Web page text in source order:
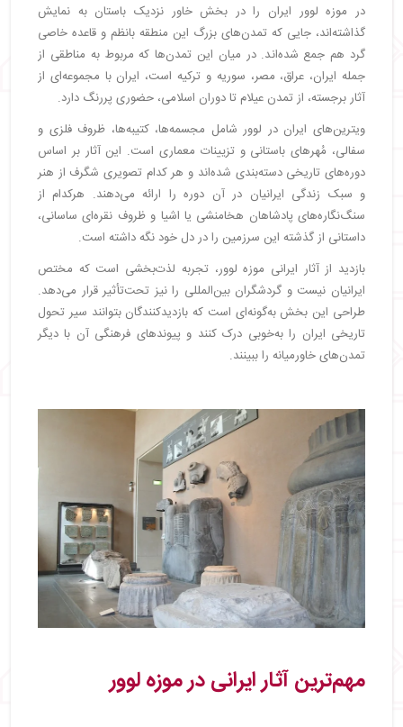
در موزه لوور ایران را در بخش خاور نزدیک باستان به نمایش
گذاشته‌اند، جایی که تمدن‌های بزرگ این منطقه بانظم و قاعده خاصی
گرد هم جمع شده‌اند. در میان این تمدن‌ها که مربوط به مناطقی از
جمله ایران، عراق، مصر، سوریه و ترکیه است، ایران با مجموعه‌ای از
آثار برجسته، از تمدن عیلام تا دوران اسلامی، حضوری پررنگ دارد.
ویترین‌های ایران در لوور شامل مجسمه‌ها، کتیبه‌ها، ظروف فلزی و
سفالی، مُهرهای باستانی و تزیینات معماری است. این آثار بر اساس
دوره‌های تاریخی دسته‌بندی شده‌اند و هر کدام تصویری شگرف از هنر
و سبک زندگی ایرانیان در آن دوره را ارائه می‌دهند. هرکدام از
سنگ‌نگاره‌های پادشاهان هخامنشی یا اشیا و ظروف نقره‌ای ساسانی،
داستانی از گذشته این سرزمین را در دل خود نگه داشته است.
بازدید از آثار ایرانی موزه لوور، تجربه لذت‌بخشی است که مختص
ایرانیان نیست و گردشگران بین‌المللی را نیز تحت‌تأثیر قرار می‌دهد.
طراحی این بخش به‌گونه‌ای است که بازدیدکنندگان بتوانند سیر تحول
تاریخی ایران را به‌خوبی درک کنند و پیوندهای فرهنگی آن با دیگر
تمدن‌های خاورمیانه را ببینند.
مهم‌ترین آثار ایرانی در موزه لوور